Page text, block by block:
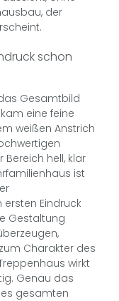
der
schon
Gesamtbild
eine feine
weißen Anstrich
Bereich hell, klar
ist
Eindruck
Gestaltung
Charakter des
wirkt
Genau das
gesamten